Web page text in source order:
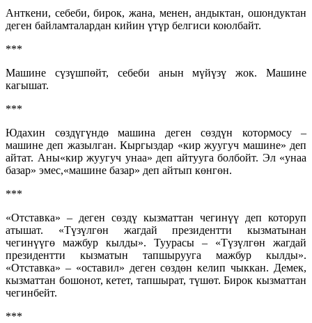
Анткени, себеби, бирок, жана, менен, андыктан, ошондуктан
деген байламталардан кийин үтүр белгиси коюлбайт.
***
Машине сүзүшпөйт, себеби анын мүйүзү жок. Машине
кагышат.
***
Юдахин сөздүгүндө машина деген сөздүн котормосу –
машине деп жазылган. Кыргыздар «кир жуугуч машине» деп
айтат. Аны«кир жуугуч унаа» деп айтууга болбойт. Эл «унаа
базар» эмес,«машине базар» деп айтып көнгөн.
***
«Отставка» – деген сөздү кызматтан чегинүү деп которуп
атышат. «Түзүлгөн жагдай президентти кызматынан
чегинүүгө мажбур кылды». Туурасы – «Түзүлгөн жагдай
президентти кызматын тапшырууга мажбур кылды».
«Отставка» – «оставил» деген сөздөн келип чыккан. Демек,
кызматтан бошонот, кетет, тапшырат, түшөт. Бирок кызматтан
чегинбейт.
***